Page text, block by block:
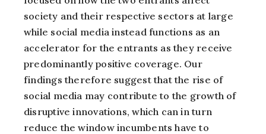
society and their respective sectors at large
while social media instead functions as an
accelerator for the entrants as they receive
predominantly positive coverage. Our
findings therefore suggest that the rise of
social media may contribute to the growth of
disruptive innovations, which can in turn
reduce the window incumbents have to